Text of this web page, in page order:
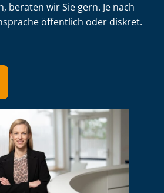
beraten wir Sie gern. Je nach
öffentlich oder diskret.